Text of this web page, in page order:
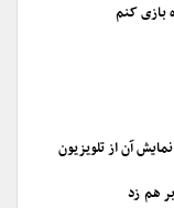
بازی کنم
آن از تلویزیون
هم زد